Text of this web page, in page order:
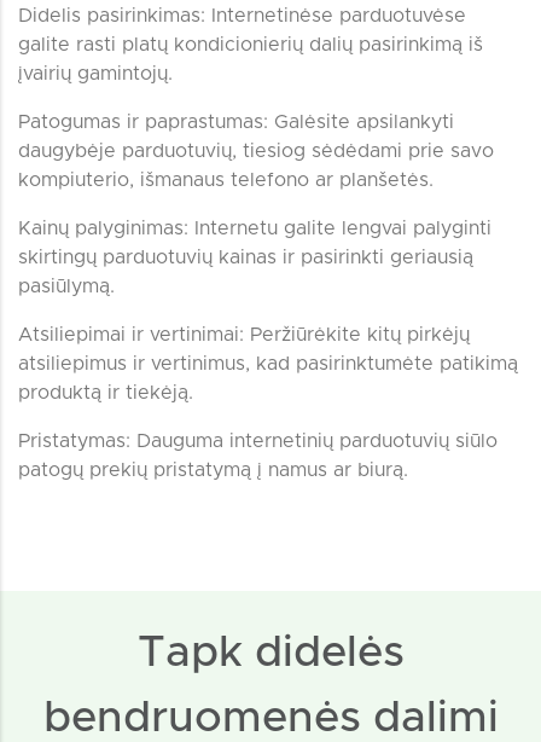
Didelis pasirinkimas: Internetinėse parduotuvėse
galite rasti platų kondicionierių dalių pasirinkimą iš
įvairių gamintojų.
Patogumas ir paprastumas: Galėsite apsilankyti
daugybėje parduotuvių, tiesiog sėdėdami prie savo
kompiuterio, išmanaus telefono ar planšetės.
Kainų palyginimas: Internetu galite lengvai palyginti
skirtingų parduotuvių kainas ir pasirinkti geriausią
pasiūlymą.
Atsiliepimai ir vertinimai: Peržiūrėkite kitų pirkėjų
atsiliepimus ir vertinimus, kad pasirinktumėte patikimą
produktą ir tiekėją.
Pristatymas: Dauguma internetinių parduotuvių siūlo
patogų prekių pristatymą į namus ar biurą.
Tapk didelės
bendruomenės dalimi